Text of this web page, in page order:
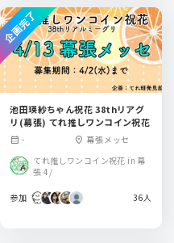
池田瑛紗ちゃん祝花 38thリアグ
リ(幕張) てれ推しワンコイン祝花
calendar_month - location_on 幕張メッセ
てれ推しワンコイン祝花 in 幕
張 4/
参加 36人
企画完了